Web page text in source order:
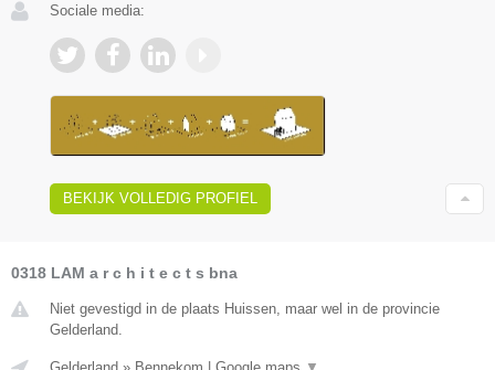
Sociale media:
BEKIJK VOLLEDIG PROFIEL
0318 LAM a r c h i t e c t s bna
Niet gevestigd in de plaats Huissen, maar wel in de provincie
Gelderland.